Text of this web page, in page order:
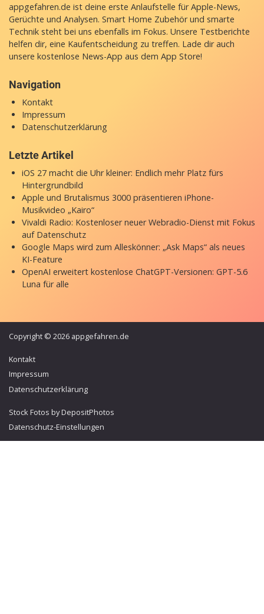
appgefahren.de ist deine erste Anlaufstelle für Apple-News,
Gerüchte und Analysen. Smart Home Zubehör und smarte
Technik steht bei uns ebenfalls im Fokus. Unsere Testberichte
helfen dir, eine Kaufentscheidung zu treffen. Lade dir auch
unsere kostenlose News-App aus dem App Store!
Navigation
Kontakt
Impressum
Datenschutzerklärung
Letzte Artikel
iOS 27 macht die Uhr kleiner: Endlich mehr Platz fürs
Hintergrundbild
Apple und Brutalismus 3000 präsentieren iPhone-
Musikvideo „Kairo“
Vivaldi Radio: Kostenloser neuer Webradio-Dienst mit Fokus
auf Datenschutz
Google Maps wird zum Alleskönner: „Ask Maps“ als neues
KI-Feature
OpenAI erweitert kostenlose ChatGPT-Versionen: GPT-5.6
Luna für alle
Copyright © 2026 appgefahren.de
Kontakt
Impressum
Datenschutzerklärung
Stock Fotos by DepositPhotos
Datenschutz-Einstellungen